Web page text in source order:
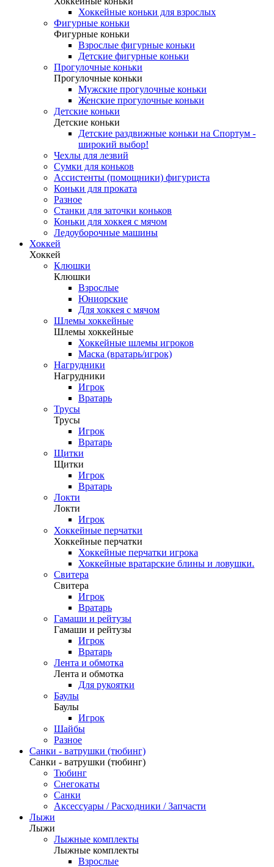
Хоккейные коньки для взрослых
Фигурные коньки
Фигурные коньки
Взрослые фигурные коньки
Детские фигурные коньки
Прогулочные коньки
Прогулочные коньки
Мужские прогулочные коньки
Женские прогулочные коньки
Детские коньки
Детские коньки
Детские раздвижные коньки на Спортум -
широкий выбор!
Чехлы для лезвий
Сумки для коньков
Ассистенты (помощники) фигуриста
Коньки для проката
Разное
Станки для заточки коньков
Коньки для хоккея с мячом
Ледоуборочные машины
Хоккей
Хоккей
Клюшки
Клюшки
Взрослые
Юниорские
Для хоккея с мячом
Шлемы хоккейные
Шлемы хоккейные
Хоккейные шлемы игроков
Маска (вратарь/игрок)
Нагрудники
Нагрудники
Игрок
Вратарь
Трусы
Трусы
Игрок
Вратарь
Щитки
Щитки
Игрок
Вратарь
Локти
Локти
Игрок
Хоккейные перчатки
Хоккейные перчатки
Хоккейные перчатки игрока
Хоккейные вратарские блины и ловушки.
Свитера
Свитера
Игрок
Вратарь
Гамаши и рейтузы
Гамаши и рейтузы
Игрок
Вратарь
Лента и обмотка
Лента и обмотка
Для рукоятки
Баулы
Баулы
Игрок
Шайбы
Разное
Санки - ватрушки (тюбинг)
Санки - ватрушки (тюбинг)
Тюбинг
Снегокаты
Санки
Аксессуары / Расходники / Запчасти
Лыжи
Лыжи
Лыжные комплекты
Лыжные комплекты
Взрослые